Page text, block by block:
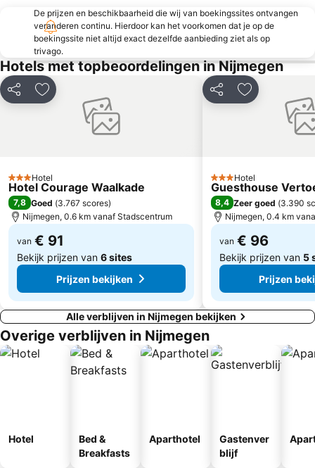
Rheinpromenade
Huis Doorn
Bahnhof Kevelaer
Extrema Outdoor
Alem
Doppeladler
Archeologisch Park Xanten
Beemster Polder
Kernie's Familienpark
Rheinterrassen
Bahnhof Goch
Bahnhof Geldern
Freizeitpark Wisseler See
Bahnhof Emmerich
Museum Kurhaus
De prijzen en beschikbaarheid die wij van boekingssites ontvangen
veranderen continu. Hierdoor kan het voorkomen dat je op de
boekingssite niet altijd exact dezelfde aanbieding ziet als op
trivago.
Hotels met topbeoordelingen in Nijmegen
Delen Toevoegen aan favorieten
3 Sterren
Hotel
Hotel Courage Waalkade
7,8 Goed (3.767 scores)
Nijmegen, 0.6 km vanaf Stadscentrum
van € 91
Bekijk prijzen van 6 sites
Prijzen bekijken
Delen Toevoegen
3 Sterren
Hotel
Guesthouse
8,4 Zeer goed (3.390
Nijmegen, 0.4 km
van € 96
Bekijk prijzen van 5
Prijzen
Alle verblijven in Nijmegen bekijken
Overige verblijven in Nijmegen
Hotel
Bed &
Breakfasts
Aparthotel
Gastenver
blijf